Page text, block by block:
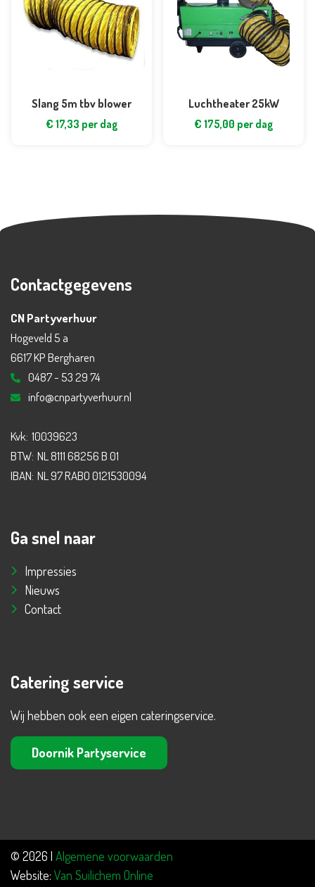
Slang 5m tbv blower
€ 17,33 per dag
Luchtheater 25kW
€ 175,00 per dag
Contactgegevens
CN Partyverhuur
Hogeveld 5 a
6617 KP Bergharen
0487 - 53 29 74
info@cnpartyverhuur.nl
Kvk: 10039623
BTW: NL 8111 68256 B 01
IBAN: NL 97 RABO 0121530094
Ga snel naar
Impressies
Nieuws
Contact
Catering service
Wij hebben ook een eigen cateringservice.
Doornik Partyservice
© 2026 | Algemene voorwaarden
Website: Van Suilichem Online